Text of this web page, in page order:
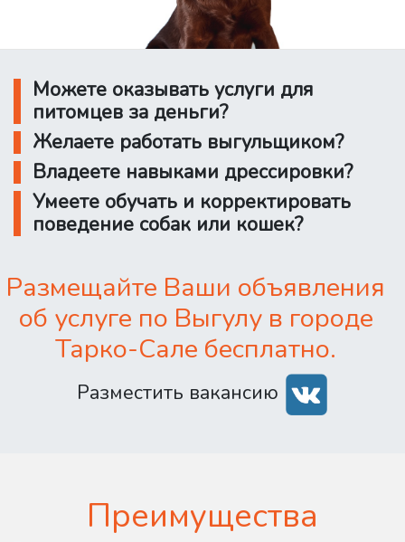
Можете оказывать услуги для
питомцев за деньги?
Желаете работать выгульщиком?
Владеете навыками дрессировки?
Умеете обучать и корректировать
поведение собак или кошек?
Размещайте Ваши объявления
об услуге по Выгулу в городе
Тарко-Сале бесплатно.
Разместить вакансию
Преимущества